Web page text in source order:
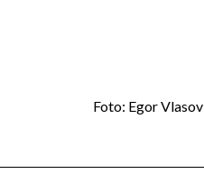
Foto: Egor Vlasov